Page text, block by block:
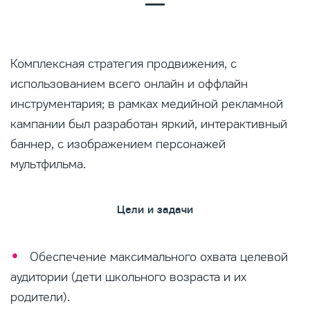
Комплексная стратегия продвижения, с
использованием всего онлайн и оффлайн
инструментария; в рамках медийной рекламной
кампании был разработан яркий, интерактивный
баннер, с изображением персонажей
мультфильма.
Цели и задачи
Обеспечение максимального охвата целевой
аудитории (дети школьного возраста и их
родители).